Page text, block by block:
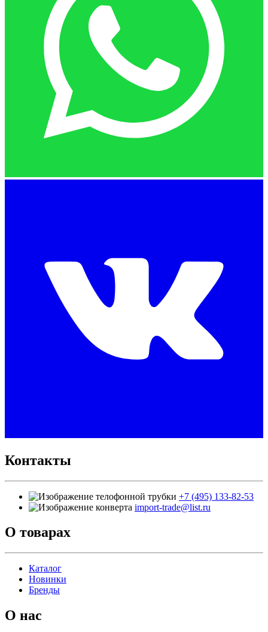
Контакты
+7 (495) 133-82-53
import-trade@list.ru
О товарах
Каталог
Новинки
Бренды
О нас